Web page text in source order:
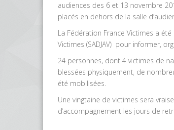
audiences des 6 et 13 novembre
placés en dehors de la salle
La Fédération France Victimes a été
Victimes (SADJAV) pour informer,
24 personnes, dont 4 victimes de
blessées physiquement, de
été mobilisées.
Une vingtaine de victimes sera
d’accompagnement les jours de